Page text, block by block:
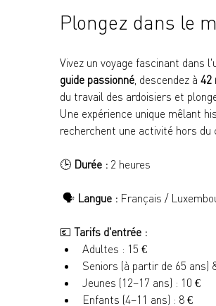
Plongez dans le
Vivez un voyage fascinant dans
guide passionné, descendez à 42
du travail des ardoisiers et
Une expérience unique mêlant
recherchent une activité hors du
🕒 Durée : 2 heures
🗣️ Langue : Français /
💶 Tarifs d'entrée :
Adultes : 15 €
Seniors (à partir de 65 ans)
Jeunes (12–17 ans) : 10 €
Enfants (4–11 ans) : 8 €